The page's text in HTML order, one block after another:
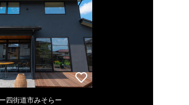
四街道市みそらー